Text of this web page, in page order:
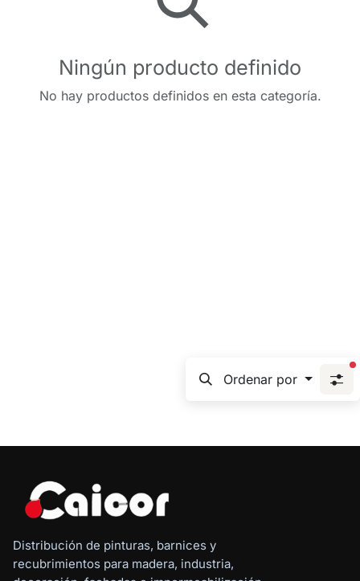
Ningún producto definido
No hay productos definidos en esta categoría.
Ordenar por
Distribución de pinturas, barnices y
recubrimientos para madera, industria,